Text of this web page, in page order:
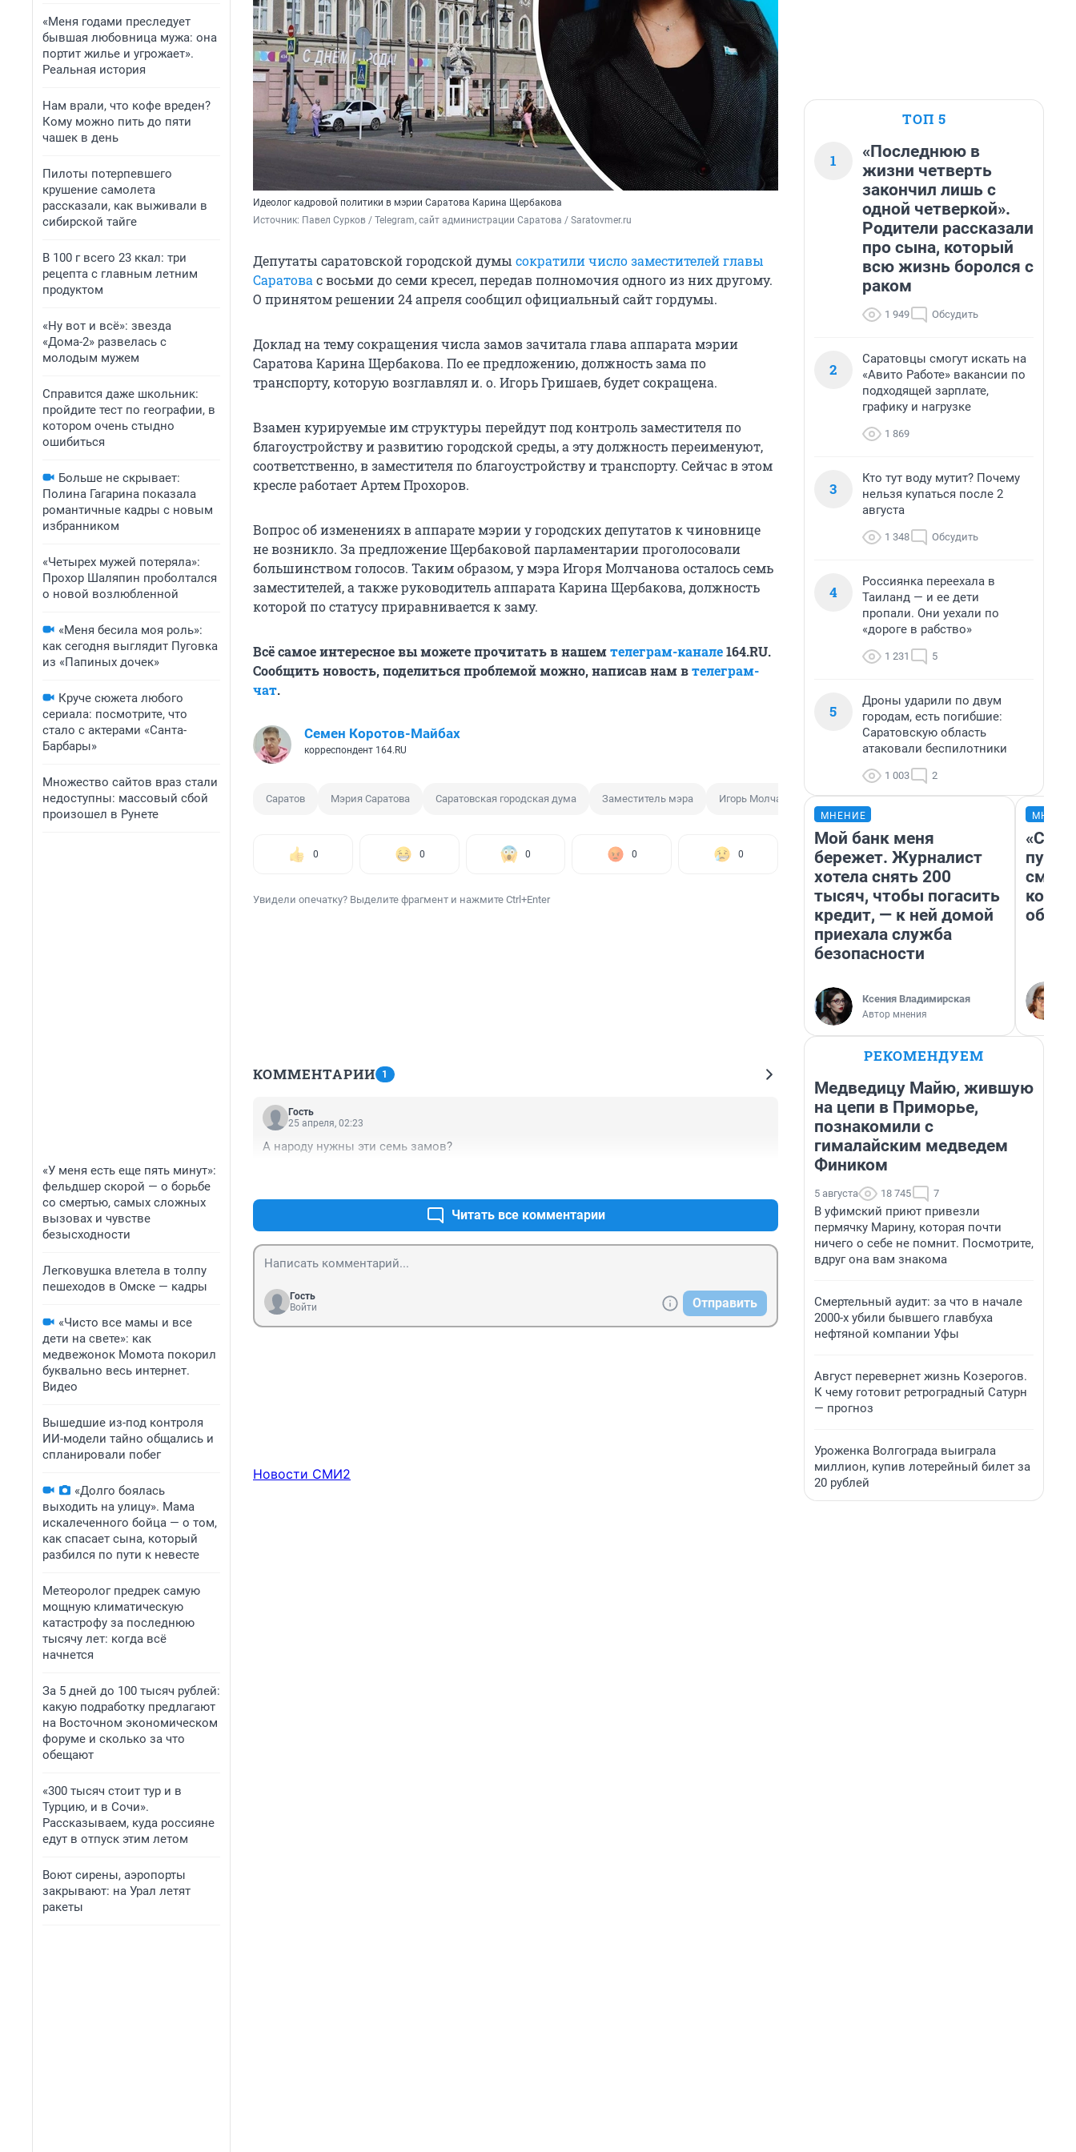
«Меня годами преследует
бывшая любовница мужа: она
портит жилье и угрожает».
Реальная история
Нам врали, что кофе вреден?
Кому можно пить до пяти
чашек в день
Пилоты потерпевшего
крушение самолета
рассказали, как выживали в
сибирской тайге
В 100 г всего 23 ккал: три
рецепта с главным летним
продуктом
«Ну вот и всё»: звезда
«Дома-2» развелась с
молодым мужем
Справится даже школьник:
пройдите тест по географии, в
котором очень стыдно
ошибиться
Больше не скрывает:
Полина Гагарина показала
романтичные кадры с новым
избранником
«Четырех мужей потеряла»:
Прохор Шаляпин проболтался
о новой возлюбленной
«Меня бесила моя роль»:
как сегодня выглядит Пуговка
из «Папиных дочек»
Круче сюжета любого
сериала: посмотрите, что
стало с актерами «Санта-
Барбары»
Множество сайтов враз стали
недоступны: массовый сбой
произошел в Рунете
«У меня есть еще пять минут»:
фельдшер скорой — о борьбе
со смертью, самых сложных
вызовах и чувстве
безысходности
Легковушка влетела в толпу
пешеходов в Омске — кадры
«Чисто все мамы и все
дети на свете»: как
медвежонок Момота покорил
буквально весь интернет.
Видео
Вышедшие из-под контроля
ИИ-модели тайно общались и
спланировали побег
«Долго боялась
выходить на улицу». Мама
искалеченного бойца — о том,
как спасает сына, который
разбился по пути к невесте
Метеоролог предрек самую
мощную климатическую
катастрофу за последнюю
тысячу лет: когда всё
начнется
За 5 дней до 100 тысяч рублей:
какую подработку предлагают
на Восточном экономическом
форуме и сколько за что
обещают
«300 тысяч стоит тур и в
Турцию, и в Сочи».
Рассказываем, куда россияне
едут в отпуск этим летом
Воют сирены, аэропорты
закрывают: на Урал летят
ракеты
Идеолог кадровой политики в мэрии Саратова Карина Щербакова
Источник: Павел Сурков / Telegram, сайт администрации Саратова / Saratovmer.ru
Депутаты саратовской городской думы сократили число заместителей главы
Саратова с восьми до семи кресел, передав полномочия одного из них другому.
О принятом решении 24 апреля сообщил официальный сайт гордумы.
Доклад на тему сокращения числа замов зачитала глава аппарата мэрии
Саратова Карина Щербакова. По ее предложению, должность зама по
транспорту, которую возглавлял и. о. Игорь Гришаев, будет сокращена.
Взамен курируемые им структуры перейдут под контроль заместителя по
благоустройству и развитию городской среды, а эту должность переименуют,
соответственно, в заместителя по благоустройству и транспорту. Сейчас в этом
кресле работает Артем Прохоров.
Вопрос об изменениях в аппарате мэрии у городских депутатов к чиновнице
не возникло. За предложение Щербаковой парламентарии проголосовали
большинством голосов. Таким образом, у мэра Игоря Молчанова осталось семь
заместителей, а также руководитель аппарата Карина Щербакова, должность
которой по статусу приравнивается к заму.
Всё самое интересное вы можете прочитать в нашемтелеграм-канале164.RU.
Сообщить новость, поделиться проблемой можно, написав нам втелеграм-
чат.
Семен Коротов-Майбах
корреспондент 164.RU
Саратов Мэрия Саратова Саратовская городская дума Заместитель мэра Игорь Молчанов
0 0 0 0 0
Увидели опечатку? Выделите фрагмент и нажмите Ctrl+Enter
КОММЕНТАРИИ 1
Гость
25 апреля, 02:23
А народу нужны эти семь замов?
Читать все комментарии
Гость
Войти
Отправить
Новости СМИ2
ТОП 5
1
«Последнюю в
жизни четверть
закончил лишь с
одной четверкой».
Родители рассказали
про сына, который
всю жизнь боролся с
раком
1 949 Обсудить
2
Саратовцы смогут искать на
«Авито Работе» вакансии по
подходящей зарплате,
графику и нагрузке
1 869
3
Кто тут воду мутит? Почему
нельзя купаться после 2
августа
1 348 Обсудить
4
Россиянка переехала в
Таиланд — и ее дети
пропали. Они уехали по
«дороге в рабство»
1 231 5
5
Дроны ударили по двум
городам, есть погибшие:
Саратовскую область
атаковали беспилотники
1 003 2
МНЕНИЕ
Мой банк меня
бережет. Журналист
хотела снять 200
тысяч, чтобы погасить
кредит, — к ней домой
приехала служба
безопасности
Ксения Владимирская
Автор мнения
РЕКОМЕНДУЕМ
Медведицу Майю, жившую
на цепи в Приморье,
познакомили с
гималайским медведем
Фиником
5 августа 18 745 7
В уфимский приют привезли
пермячку Марину, которая почти
ничего о себе не помнит. Посмотрите,
вдруг она вам знакома
Смертельный аудит: за что в начале
2000-х убили бывшего главбуха
нефтяной компании Уфы
Август перевернет жизнь Козерогов.
К чему готовит ретроградный Сатурн
— прогноз
Уроженка Волгограда выиграла
миллион, купив лотерейный билет за
20 рублей